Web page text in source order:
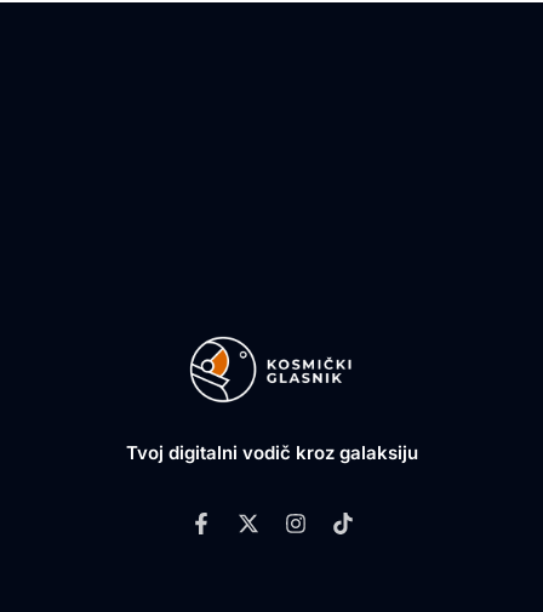
Tvoj digitalni vodič kroz galaksiju